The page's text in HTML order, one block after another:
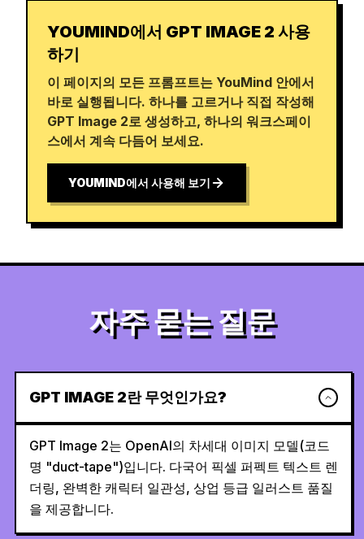
YOUMIND에서 GPT IMAGE 2 사용
하기
이 페이지의 모든 프롬프트는 YouMind 안에서
바로 실행됩니다. 하나를 고르거나 직접 작성해
GPT Image 2로 생성하고, 하나의 워크스페이
스에서 계속 다듬어 보세요.
YOUMIND에서 사용해 보기
자주 묻는 질문
GPT IMAGE 2란 무엇인가요?
GPT Image 2는 OpenAI의 차세대 이미지 모델(코드
명 "duct-tape")입니다. 다국어 픽셀 퍼펙트 텍스트 렌
더링, 완벽한 캐릭터 일관성, 상업 등급 일러스트 품질
을 제공합니다.